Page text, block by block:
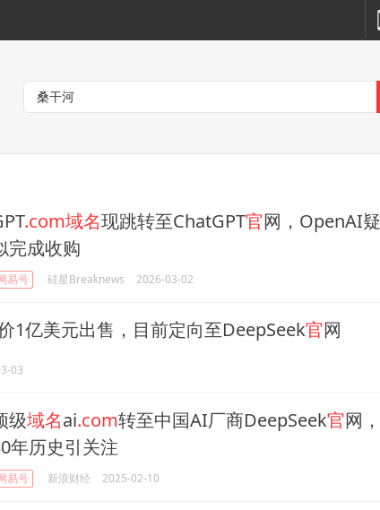
.com域名现跳转至ChatGPT官网，OpenAI疑
完成收购
易号 硅星Breaknews 2026-03-02
1亿美元出售，目前定向至DeepSeek官网
03
级域名ai.com转至中国AI厂商DeepSeek官网，
年历史引关注
易号 新浪财经 2025-02-10